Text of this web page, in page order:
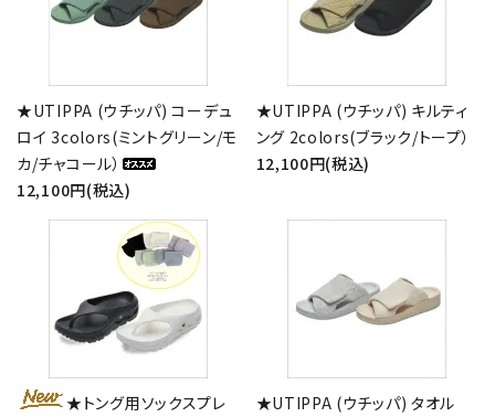
★UTIPPA (ウチッパ) コーデュ
ロイ 3colors(ミントグリーン/モ
カ/チャコール）
12,100円(税込)
★UTIPPA (ウチッパ) キルティ
ング 2colors(ブラック/トープ）
12,100円(税込)
★トング用ソックスプレ
★UTIPPA (ウチッパ) タオル